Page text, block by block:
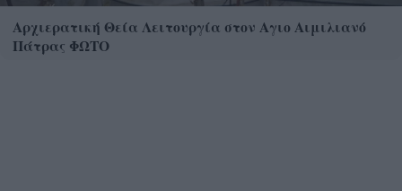
Αρχιερατική Θεία Λειτουργία στον Αγιο Αιμιλιανό
Πάτρας ΦΩΤΟ